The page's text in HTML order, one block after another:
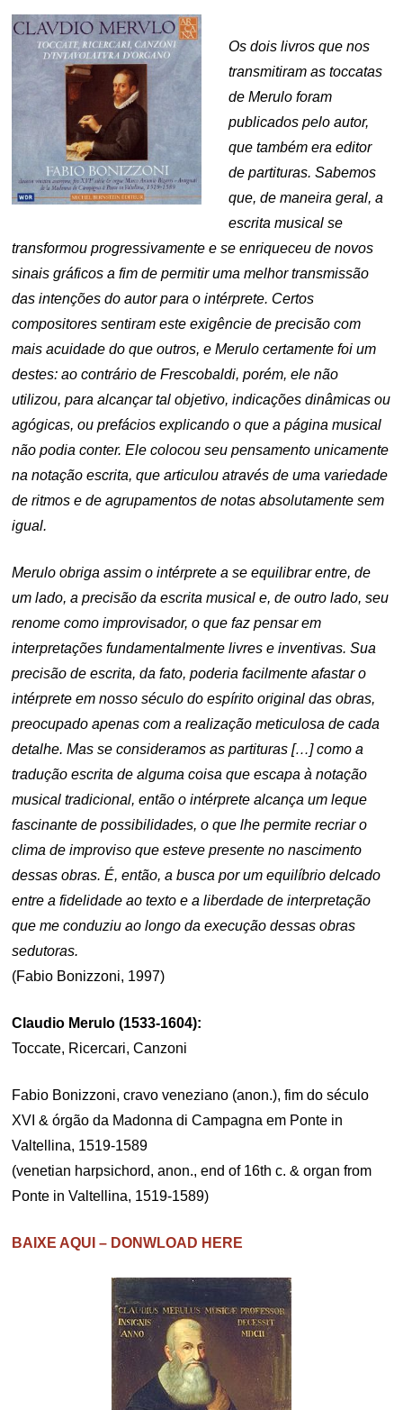
Os dois livros que nos
transmitiram as toccatas
de Merulo foram
publicados pelo autor,
que também era editor
de partituras. Sabemos
que, de maneira geral, a
escrita musical se
transformou progressivamente e se enriqueceu de novos
sinais gráficos a fim de permitir uma melhor transmissão
das intenções do autor para o intérprete. Certos
compositores sentiram este exigêncie de precisão com
mais acuidade do que outros, e Merulo certamente foi um
destes: ao contrário de Frescobaldi, porém, ele não
utilizou, para alcançar tal objetivo, indicações dinâmicas ou
agógicas, ou prefácios explicando o que a página musical
não podia conter. Ele colocou seu pensamento unicamente
na notação escrita, que articulou através de uma variedade
de ritmos e de agrupamentos de notas absolutamente sem
igual.
Merulo obriga assim o intérprete a se equilibrar entre, de
um lado, a precisão da escrita musical e, de outro lado, seu
renome como improvisador, o que faz pensar em
interpretações fundamentalmente livres e inventivas. Sua
precisão de escrita, da fato, poderia facilmente afastar o
intérprete em nosso século do espírito original das obras,
preocupado apenas com a realização meticulosa de cada
detalhe. Mas se consideramos as partituras […] como a
tradução escrita de alguma coisa que escapa à notação
musical tradicional, então o intérprete alcança um leque
fascinante de possibilidades, o que lhe permite recriar o
clima de improviso que esteve presente no nascimento
dessas obras. É, então, a busca por um equilíbrio delcado
entre a fidelidade ao texto e a liberdade de interpretação
que me conduziu ao longo da execução dessas obras
sedutoras.
(Fabio Bonizzoni, 1997)
Claudio Merulo (1533-1604):
Toccate, Ricercari, Canzoni
Fabio Bonizzoni, cravo veneziano (anon.), fim do século
XVI & órgão da Madonna di Campagna em Ponte in
Valtellina, 1519-1589
(venetian harpsichord, anon., end of 16th c. & organ from
Ponte in Valtellina, 1519-1589)
BAIXE AQUI – DONWLOAD HERE